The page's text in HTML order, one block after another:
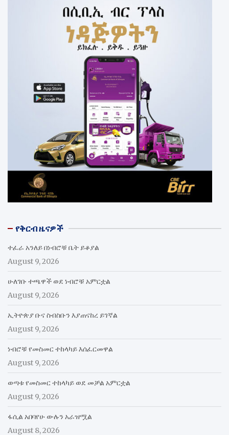
የቅርብ ዜናዎች
ተፈራ አንለይ በነብሮቹ ቤት ይቆያል
August 9, 2026
ሁለገቡ ተጫዋች ወደ ነብሮቹ አምርቷል
August 9, 2026
ኢትዮጵያ ቡና ስብስቡን እያጠናከረ ይገኛል
August 9, 2026
ነብሮቹ የመስመር ተከላካይ እሰፈርመዋል
August 9, 2026
ወጣቱ የመስመር ተከላካይ ወደ መቻል አምርቷል
August 9, 2026
ፋሲል አበባየሁ ውሉን አራዝሟል
August 8, 2026